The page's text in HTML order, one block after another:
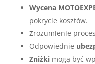
Wycena
pokrycie kosztów.
Zrozumienie
Odpowiednie
Zniżkimogą być